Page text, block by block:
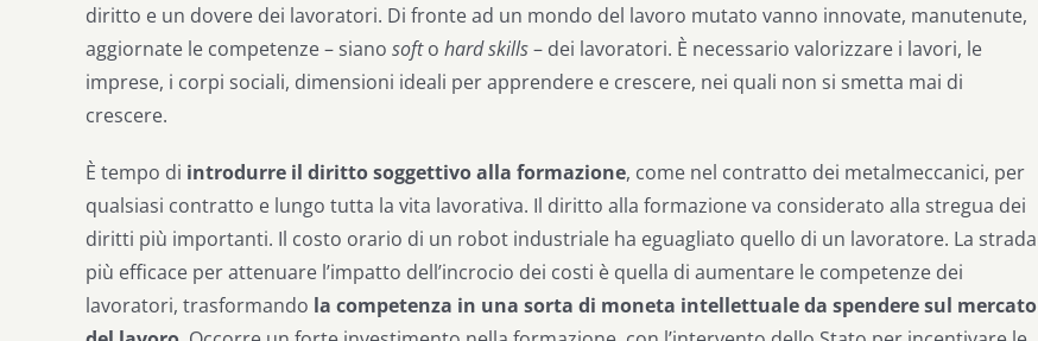
diritto e un dovere dei lavoratori. Di fronte ad un mondo del lavoro mutato vanno innovate, manutenute,
aggiornate le competenze – siano softo hard skills– dei lavoratori. È necessario valorizzare i lavori, le
imprese, i corpi sociali, dimensioni ideali per apprendere e crescere, nei quali non si smetta mai di
crescere.
È tempo di introdurre il diritto soggettivo alla formazione, come nel contratto dei metalmeccanici, per
qualsiasi contratto e lungo tutta la vita lavorativa. Il diritto alla formazione va considerato alla stregua dei
diritti più importanti. Il costo orario di un robot industriale ha eguagliato quello di un lavoratore. La strada
più efficace per attenuare l’impatto dell’incrocio dei costi è quella di aumentare le competenze dei
lavoratori, trasformando la competenza in una sorta di moneta intellettuale da spendere sul mercato